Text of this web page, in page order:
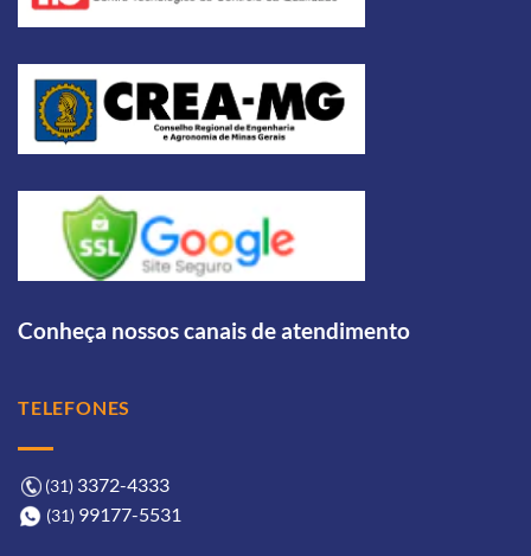
Conheça nossos canais de atendimento
TELEFONES
(31) 3372-4333ㅤ
(31) 99177-5531ㅤㅤ